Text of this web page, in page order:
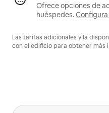
Ofrece opciones de
huéspedes.
Las tarifas adicionales y la
con el edificio para obtener más